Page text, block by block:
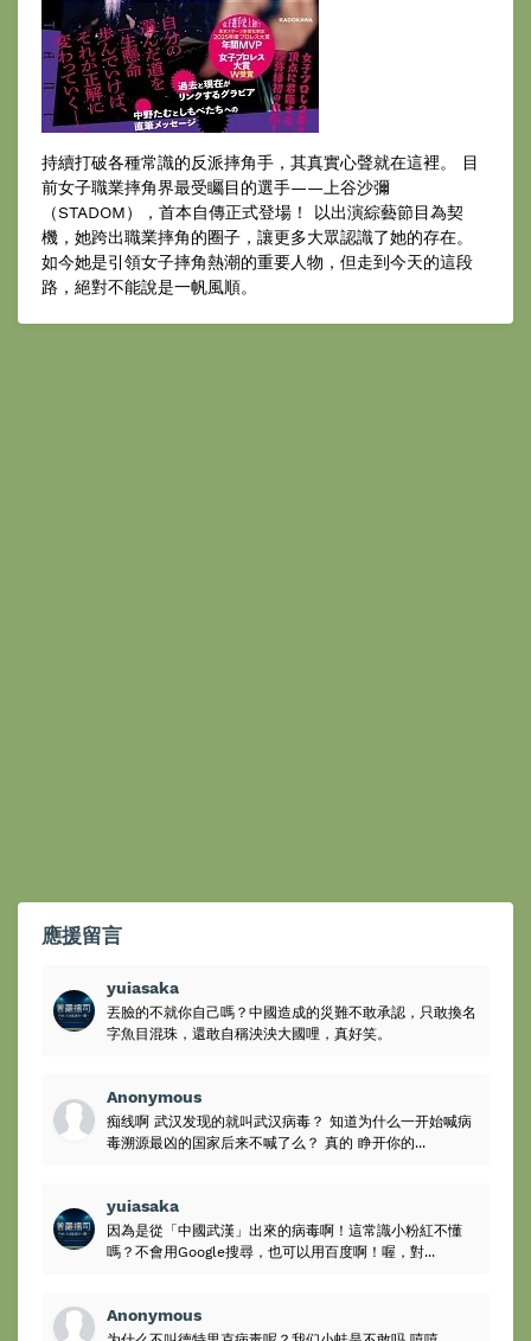
持續打破各種常識的反派摔角手，其真實心聲就在這裡。 目
前女子職業摔角界最受矚目的選手——上谷沙彌
（STADOM），首本自傳正式登場！ 以出演綜藝節目為契
機，她跨出職業摔角的圈子，讓更多大眾認識了她的存在。
如今她是引領女子摔角熱潮的重要人物，但走到今天的這段
路，絕對不能說是一帆風順。
應援留言
yuiasaka
丟臉的不就你自己嗎？中國造成的災難不敢承認，只敢換名
字魚目混珠，還敢自稱泱泱大國哩，真好笑。
Anonymous
痴线啊 武汉发现的就叫武汉病毒？ 知道为什么一开始喊病
毒溯源最凶的国家后来不喊了么？ 真的 睁开你的...
yuiasaka
因為是從「中國武漢」出來的病毒啊！這常識小粉紅不懂
嗎？不會用Google搜尋，也可以用百度啊！喔，對...
Anonymous